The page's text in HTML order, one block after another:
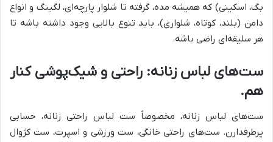
بگ، اسکینی) که همیشه مده، گرفته تا شلوار پارچه‌ای، لگینگ و انواع
دامن (بلند، کوتاه، شلواری)، باید تنوع بالایی وجود داشته باشه تا
هر سلیقه‌ای راضی باشه.
ست‌های لباس زنانه: راحتی و شیک‌پوشی کنار
هم.
ست‌های لباس زنانه، مخصوصاً ست لباس راحتی زنانه، حسابی
پرطرفدارن. ست‌های راحتی خانگی، ست ورزشی و اسپرت، ست کژوال